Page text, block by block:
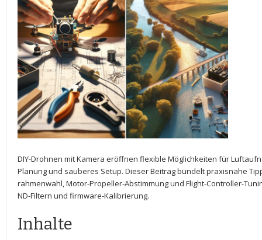
DIY-Drohnen‌ mit ​Kamera eröffnen flexible Möglichkeiten für
Planung⁣ und sauberes ​Setup. Dieser⁣ Beitrag bündelt⁣ praxisnahe
rahmenwahl, ⁤Motor-Propeller-Abstimmung und Flight-Controller-
ND-Filtern und firmware-Kalibrierung.
Inhalte